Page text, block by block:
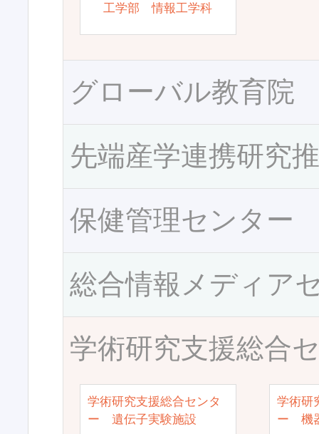
工学部 情報工学科
グローバル教育院
先端産学連携研究
保健管理センター
総合情報メディア
学術研究支援総合
学術研究支援総合センタ
ー 遺伝子実験施設
学術研
ー 機